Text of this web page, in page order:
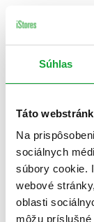
Súhlas
Táto
Na
sociálnych
súbory cookie.
webové
oblasti
môžu